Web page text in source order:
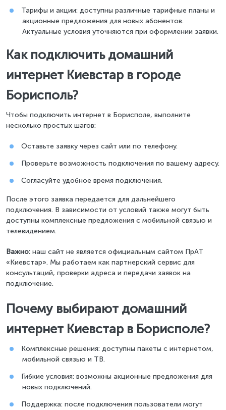
Тарифы и акции: доступны различные тарифные планы и
акционные предложения для новых абонентов.
Актуальные условия уточняются при оформлении заявки.
Как подключить домашний
интернет Киевстар в городе
Борисполь?
Чтобы подключить интернет в Борисполе, выполните
несколько простых шагов:
Оставьте заявку через сайт или по телефону.
Проверьте возможность подключения по вашему адресу.
Согласуйте удобное время подключения.
После этого заявка передается для дальнейшего
подключения. В зависимости от условий также могут быть
доступны комплексные предложения с мобильной связью и
телевидением.
Важно: наш сайт не является официальным сайтом ПрАТ
«Киевстар». Мы работаем как партнерский сервис для
консультаций, проверки адреса и передачи заявок на
подключение.
Почему выбирают домашний
интернет Киевстар в Борисполе?
Комплексные решения: доступны пакеты с интернетом,
мобильной связью и ТВ.
Гибкие условия: возможны акционные предложения для
новых подключений.
Поддержка: после подключения пользователи могут